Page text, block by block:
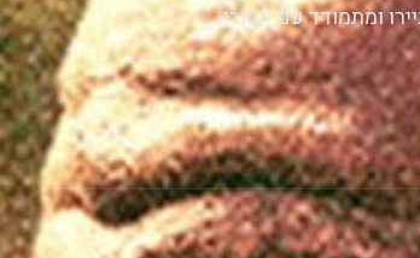
ומתמודד עם ייסורי